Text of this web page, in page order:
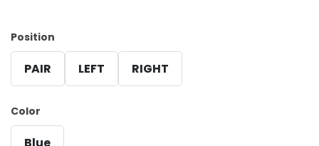
Position
PAIR LEFT RIGHT
Color